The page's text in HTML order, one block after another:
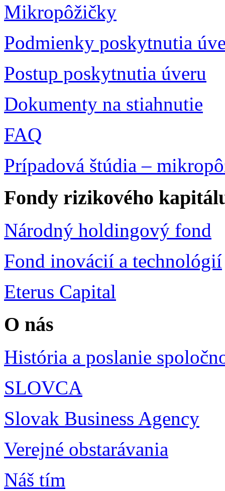
Mikropôžičky
Podmienky poskytnutia
Postup poskytnutia úveru
Dokumenty na stiahnutie
FAQ
Prípadová štúdia –
Fondy rizikového
Národný holdingový fond
Fond inovácií a technológií
Eterus Capital
O nás
História a poslanie
SLOVCA
Slovak Business Agency
Verejné obstarávania
Náš tím